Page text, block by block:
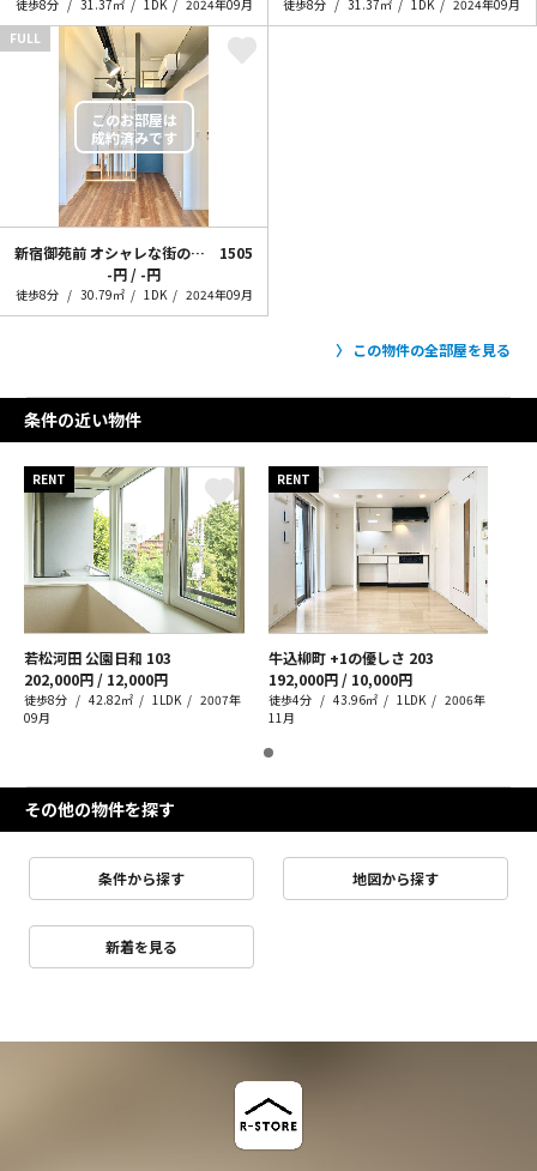
徒歩8分 31.37㎡ 1DK 2024年09月 徒歩8分 31.37㎡ 1DK
2024年09月
FULL
新宿御苑前 オシャレな街の住人~+loft~
1505
-円 / -円
徒歩8分 30.79㎡ 1DK 2024年09月
この物件の全部屋を見る
条件の近い物件
RENT
若松河田 公園日和 103
202,000円 / 12,000円
徒歩8分 42.82㎡ 1LDK
2007年
09月
RENT
牛込柳町 +1の優しさ 203
192,000円 / 10,000円
徒歩4分 43.96㎡ 1LDK
2006年
11月
その他の物件を探す
条件から探す 地図から探す
新着を見る